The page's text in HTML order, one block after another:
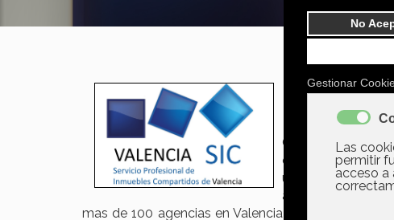
Valencia
Que es una
ofertas con sus
un gran numero
agencia más
mas de 100 agencias en Valencia y sus